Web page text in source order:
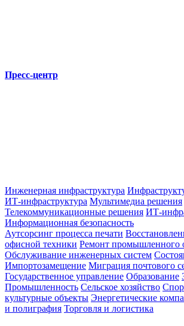
Пресс-центр
Инженерная инфраструктура
ИТ-инфраструктура Мультимедиа решения
Телекоммуникационные решения ИТ-
Информационная безопасность
Аутсорсинг процесса печати
офисной техники Ремонт промышленного
Обслуживание инженерных систем
Импортозамещение Миграция почтового
Государственное управление Образование
Промышленность Сельское хозяйство
культурные объекты Энергетические
и полиграфия Торговля и логистика